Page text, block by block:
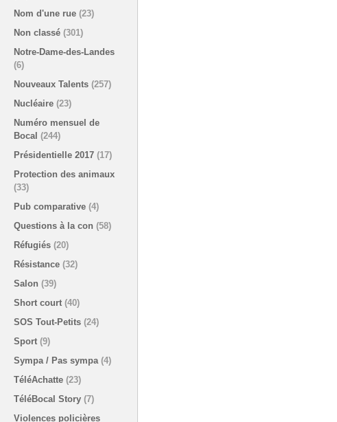
Nom d'une rue (23)
Non classé (301)
Notre-Dame-des-Landes
(6)
Nouveaux Talents (257)
Nucléaire (23)
Numéro mensuel de
Bocal (244)
Présidentielle 2017 (17)
Protection des animaux
(33)
Pub comparative (4)
Questions à la con (58)
Réfugiés (20)
Résistance (32)
Salon (39)
Short court (40)
SOS Tout-Petits (24)
Sport (9)
Sympa / Pas sympa (4)
TéléAchatte (23)
TéléBocal Story (7)
Violences policières